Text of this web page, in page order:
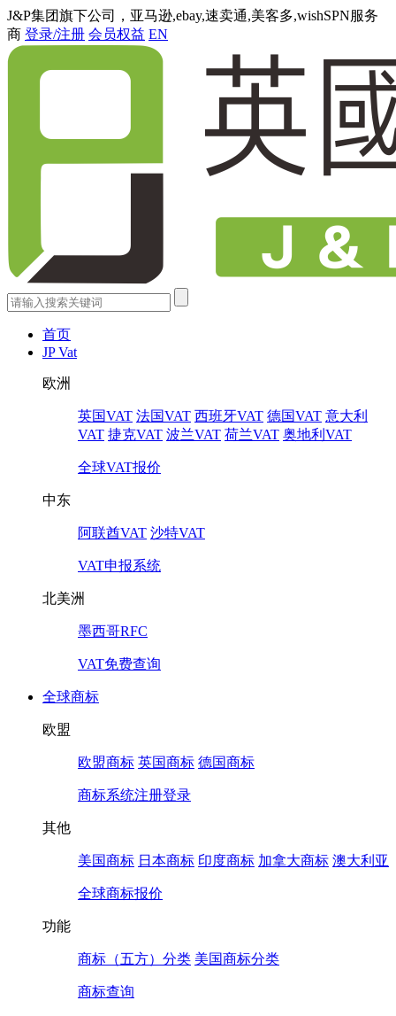
J&P集团旗下公司，亚马逊,ebay,速卖通,美客多,wishSPN服务
商 登录/注册 会员权益 EN
首页
JP Vat
欧洲
英国VAT 法国VAT 西班牙VAT 德国VAT 意大利
VAT 捷克VAT 波兰VAT 荷兰VAT 奥地利VAT
全球VAT报价
中东
阿联酋VAT 沙特VAT
VAT申报系统
北美洲
墨西哥RFC
VAT免费查询
全球商标
欧盟
欧盟商标 英国商标 德国商标
商标系统注册登录
其他
美国商标 日本商标 印度商标 加拿大商标 澳大利亚
全球商标报价
功能
商标（五方）分类 美国商标分类
商标查询